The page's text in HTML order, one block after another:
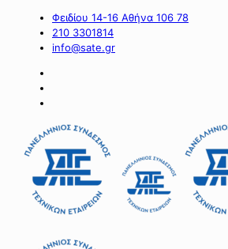
Φειδίου 14-16 Αθήνα 106 78
210 3301814
info@sate.gr